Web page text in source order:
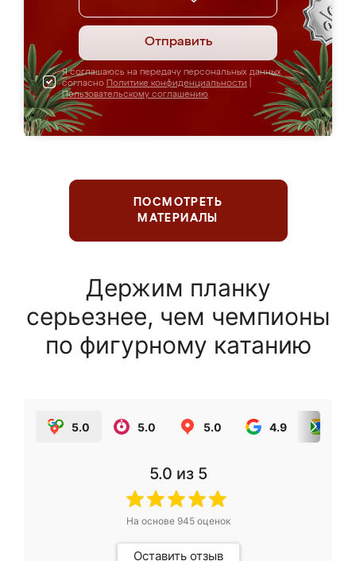
Отправить
Я соглашаюсь на передачу персональных данных
согласно Политике конфиденциальности
Пользовательскому соглашению
ПОСМОТРЕТЬ
МАТЕРИАЛЫ
Держим планку
серьезнее, чем чемпионы
по фигурному катанию
5.0 5.0 5.0 4.9
5.0 из 5
На основе 945оценок
Оставить отзыв